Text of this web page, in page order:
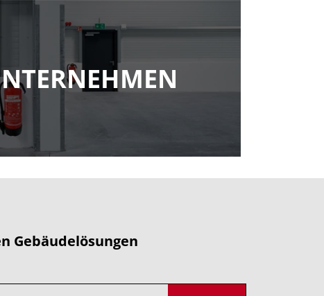
Gebäudelösungen